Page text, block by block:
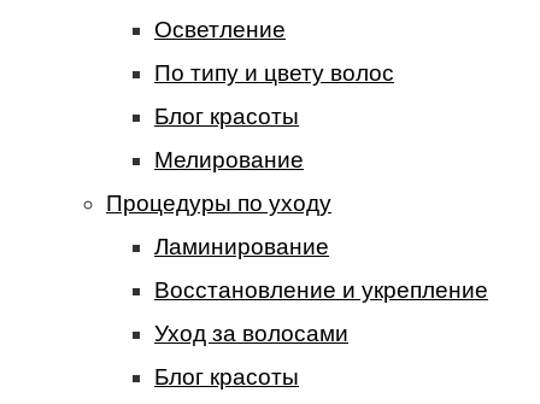
Осветление
По типу и цвету волос
Блог красоты
Мелирование
Процедуры по уходу
Ламинирование
Восстановление и укрепление
Уход за волосами
Блог красоты